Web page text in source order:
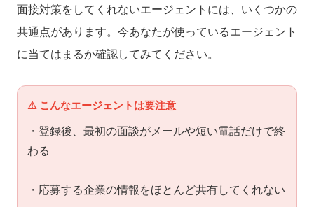
面接対策をしてくれないエージェントには、いくつかの
共通点があります。今あなたが使っているエージェント
に当てはまるか確認してみてください。
⚠ こんなエージェントは要注意
・登録後、最初の面談がメールや短い電話だけで終
わる
・応募する企業の情報をほとんど共有してくれない